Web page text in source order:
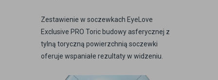
Zestawienie w soczewkach EyeLove
Exclusive PRO Toric budowy asferycznej z
tylną toryczną powierzchnią soczewki
oferuje wspaniałe rezultaty w widzeniu.